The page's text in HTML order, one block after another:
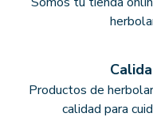
Productos de
calidad para